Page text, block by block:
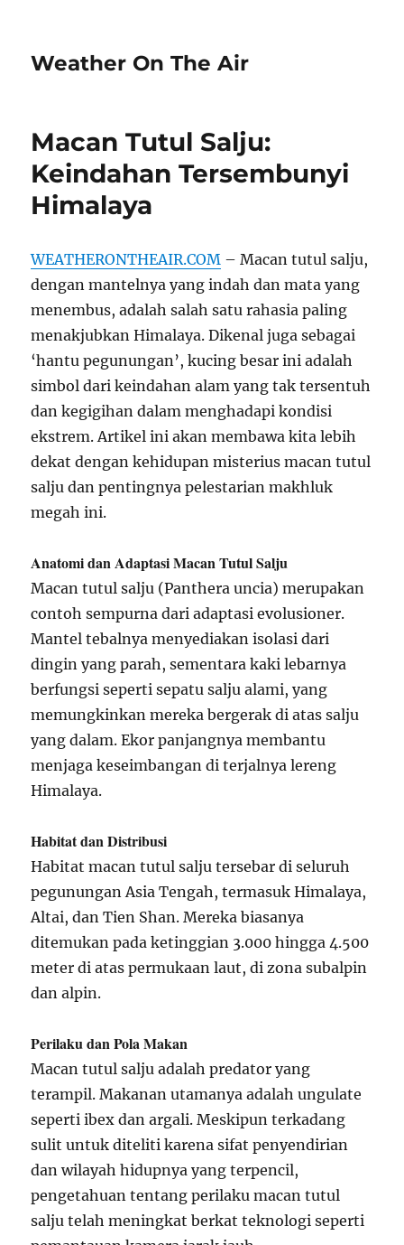
Weather On The Air
Macan Tutul Salju:
Keindahan Tersembunyi
Himalaya
WEATHERONTHEAIR.COM – Macan tutul salju,
dengan mantelnya yang indah dan mata yang
menembus, adalah salah satu rahasia paling
menakjubkan Himalaya. Dikenal juga sebagai
‘hantu pegunungan’, kucing besar ini adalah
simbol dari keindahan alam yang tak tersentuh
dan kegigihan dalam menghadapi kondisi
ekstrem. Artikel ini akan membawa kita lebih
dekat dengan kehidupan misterius macan tutul
salju dan pentingnya pelestarian makhluk
megah ini.
Anatomi dan Adaptasi Macan Tutul Salju
Macan tutul salju (Panthera uncia) merupakan
contoh sempurna dari adaptasi evolusioner.
Mantel tebalnya menyediakan isolasi dari
dingin yang parah, sementara kaki lebarnya
berfungsi seperti sepatu salju alami, yang
memungkinkan mereka bergerak di atas salju
yang dalam. Ekor panjangnya membantu
menjaga keseimbangan di terjalnya lereng
Himalaya.
Habitat dan Distribusi
Habitat macan tutul salju tersebar di seluruh
pegunungan Asia Tengah, termasuk Himalaya,
Altai, dan Tien Shan. Mereka biasanya
ditemukan pada ketinggian 3.000 hingga 4.500
meter di atas permukaan laut, di zona subalpin
dan alpin.
Perilaku dan Pola Makan
Macan tutul salju adalah predator yang
terampil. Makanan utamanya adalah ungulate
seperti ibex dan argali. Meskipun terkadang
sulit untuk diteliti karena sifat penyendirian
dan wilayah hidupnya yang terpencil,
pengetahuan tentang perilaku macan tutul
salju telah meningkat berkat teknologi seperti